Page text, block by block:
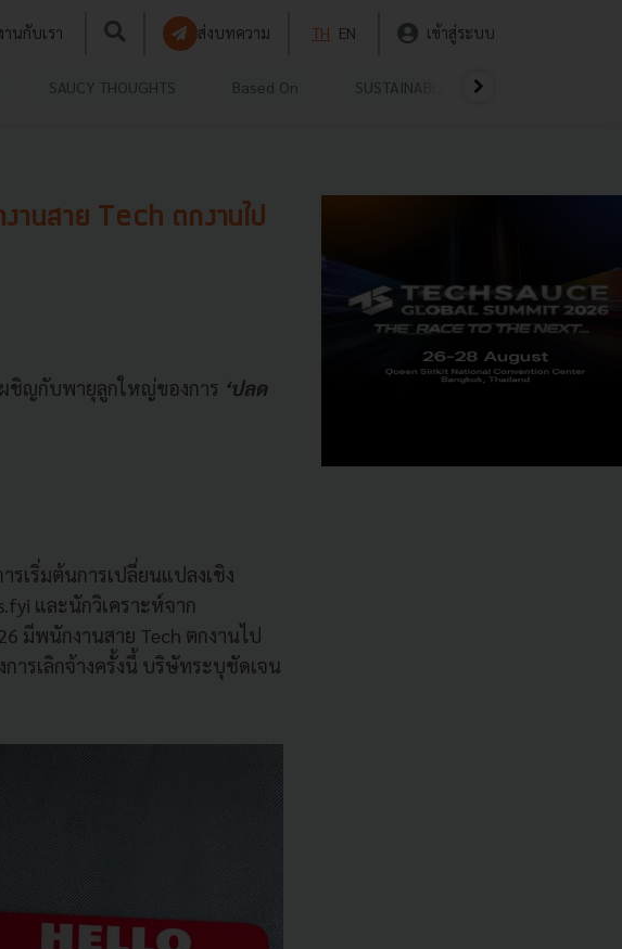
านกับเรา ส่งบทความ TH EN เข้าสู่ระบบ
SAUCY THOUGHTS Based On SUSTAINABLE
นสาย Tech ตกงานไป
ผชิญกับพายุลูกใหญ่ของการ ‘ปลด
เริ่มต้นการเปลี่ยนแปลงเชิง
และนักวิเคราะห์จาก
มีพนักงานสาย Tech ตกงานไป
ารเลิกจ้างครั้งนี้ บริษัทระบุชัดเจน